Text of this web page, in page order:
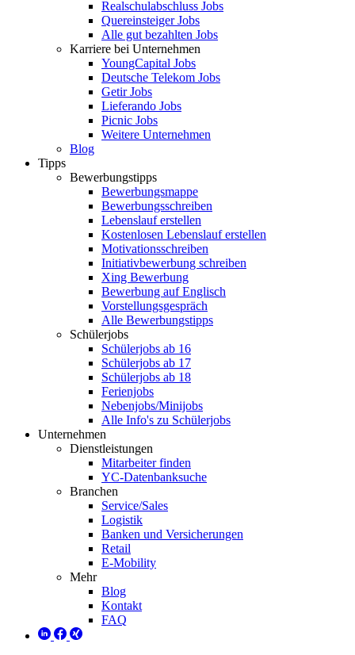
Realschulabschluss Jobs
Quereinsteiger Jobs
Alle gut bezahlten Jobs
Karriere bei Unternehmen
YoungCapital Jobs
Deutsche Telekom Jobs
Getir Jobs
Lieferando Jobs
Picnic Jobs
Weitere Unternehmen
Blog
Tipps
Bewerbungstipps
Bewerbungsmappe
Bewerbungsschreiben
Lebenslauf erstellen
Kostenlosen Lebenslauf erstellen
Motivationsschreiben
Initiativbewerbung schreiben
Xing Bewerbung
Bewerbung auf Englisch
Vorstellungsgespräch
Alle Bewerbungstipps
Schülerjobs
Schülerjobs ab 16
Schülerjobs ab 17
Schülerjobs ab 18
Ferienjobs
Nebenjobs/Minijobs
Alle Info's zu Schülerjobs
Unternehmen
Dienstleistungen
Mitarbeiter finden
YC-Datenbanksuche
Branchen
Service/Sales
Logistik
Banken und Versicherungen
Retail
E-Mobility
Mehr
Blog
Kontakt
FAQ